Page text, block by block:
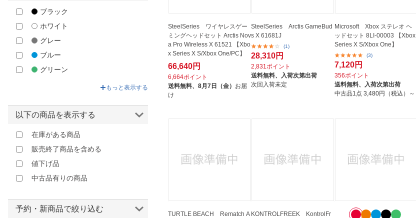
SteelSeries ワイヤレスゲー
ミングヘッドセット Arctis Nov
a Pro Wireless X 61521 【Xbo
x Series X S/Xbox One/PC】
66,640円
6,664ポイント
送料無料、 8月7日（金） お届
け
SteelSeries Arctis GameBud
s X 61681J
(1)
28,310円
2,831ポイント
送料無料、 入荷次第出荷
次回入荷未定
Microsoft Xbox ステレオ ヘ
ッドセット 8LI-00003 【Xbox
Series X S/Xbox One】
(3)
7,120円
356ポイント
送料無料、 入荷次第出荷
中古品1点 3,480円（税込）～
TURTLE BEACH Rematch A KONTROLFREEK KontrolFr
ブラック
ホワイト
グレー
ブルー
グリーン
レッド
もっと表示する
以下の商品を表示する
在庫がある商品
販売終了商品を含める
値下げ品
中古品有りの商品
予約・新商品で絞り込む